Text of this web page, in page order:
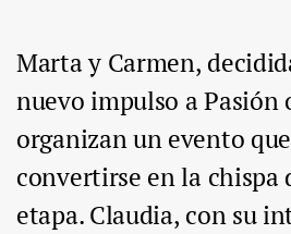
Marta y Carmen,
nuevo impulso a Pasión
organizan un evento
convertirse en la chispa
etapa. Claudia, con su